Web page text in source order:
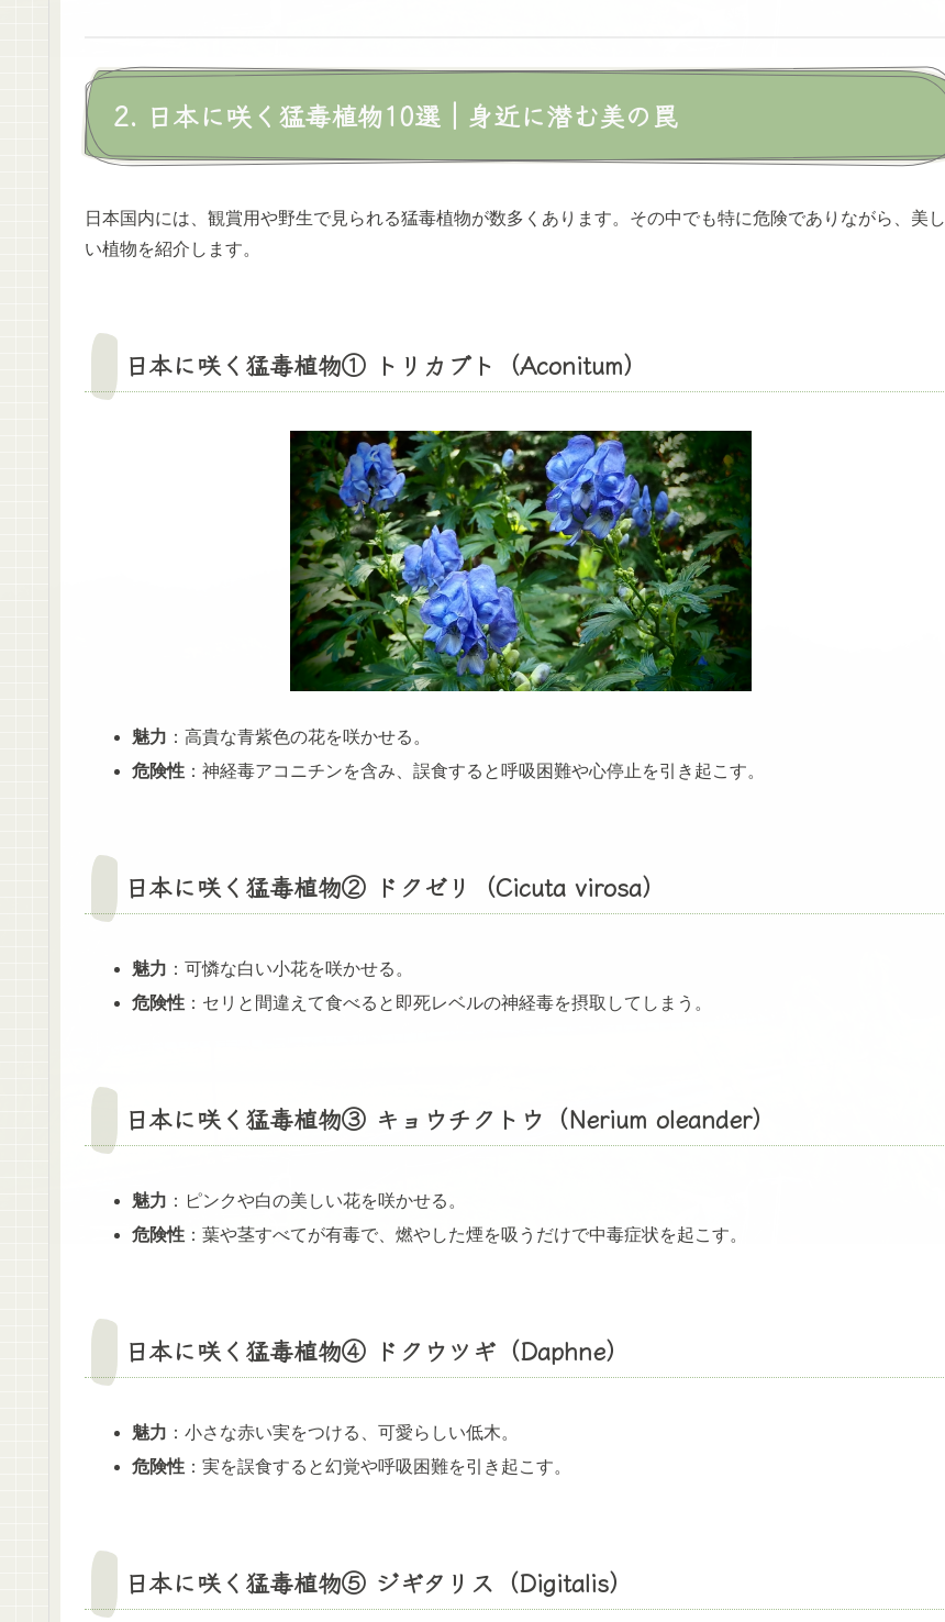
2. 日本に咲く猛毒植物10選｜身近に潜む美の罠
日本国内には、観賞用や野生で見られる猛毒植物が数多くあります。その中でも特に危険でありながら、美し
い植物を紹介します。
日本に咲く猛毒植物① トリカブト（Aconitum）
魅力 ：高貴な青紫色の花を咲かせる。
危険性 ：神経毒アコニチンを含み、誤食すると呼吸困難や心停止を引き起こす。
日本に咲く猛毒植物② ドクゼリ（Cicuta virosa）
魅力 ：可憐な白い小花を咲かせる。
危険性 ：セリと間違えて食べると即死レベルの神経毒を摂取してしまう。
日本に咲く猛毒植物③ キョウチクトウ（Nerium oleander）
魅力 ：ピンクや白の美しい花を咲かせる。
危険性 ：葉や茎すべてが有毒で、燃やした煙を吸うだけで中毒症状を起こす。
日本に咲く猛毒植物④ ドクウツギ（Daphne）
魅力 ：小さな赤い実をつける、可愛らしい低木。
危険性 ：実を誤食すると幻覚や呼吸困難を引き起こす。
日本に咲く猛毒植物⑤ ジギタリス（Digitalis）